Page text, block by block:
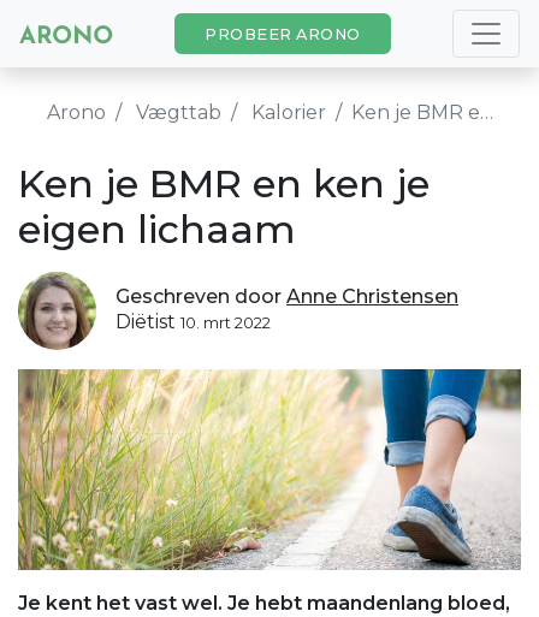
PROBEER ARONO
Arono Vægttab Kalorier Ken je BMR en ken je eigen lichaam
Ken je BMR en ken je
eigen lichaam
Geschreven door Anne Christensen
Diëtist 10. mrt 2022
Je kent het vast wel. Je hebt maandenlang bloed,